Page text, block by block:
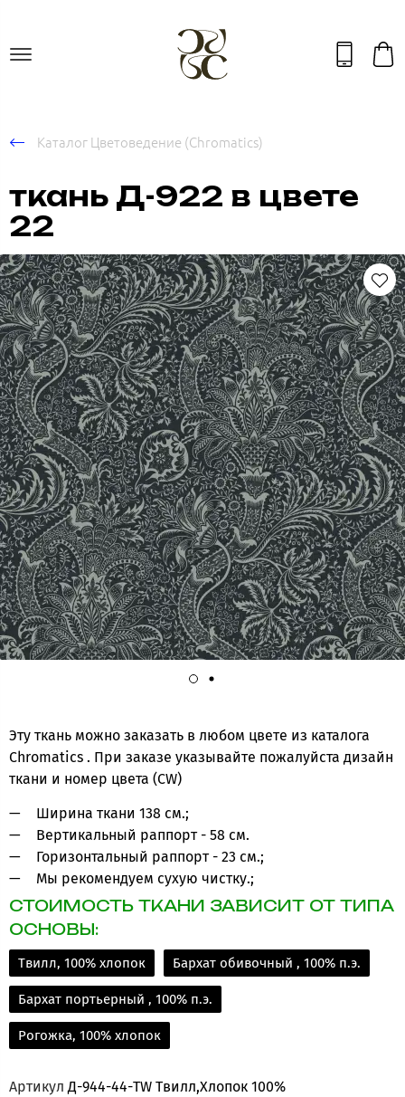
Каталог Цветоведение (Chromatics)
ткань Д-922 в цвете
22
Эту ткань можно заказать в любом цвете из каталога
Chromatics . При заказе указывайте пожалуйста дизайн
ткани и номер цвета (CW)
Ширина ткани 138 см.;
Вертикальный раппорт - 58 см.
Горизонтальный раппорт - 23 см.;
Мы рекомендуем сухую чистку.;
СТОИМОСТЬ ТКАНИ ЗАВИСИТ ОТ ТИПА
ОСНОВЫ:
Твилл, 100% хлопок Бархат обивочный , 100% п.э.
Бархат портьерный , 100% п.э.
Рогожка, 100% хлопок
Артикул Д-944-44-TW Твилл,Хлопок 100%